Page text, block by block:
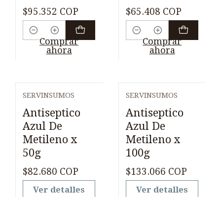
$95.352 COP
Cantidad
Comprar
ahora
$65.408 COP
Cantidad
Comprar
ahora
SERVINSUMOS
Antiseptico
Azul De
Metileno x
50g
$82.680 COP
Ver detalles
SERVINSUMOS
Antiseptico
Azul De
Metileno x
100g
$133.066 COP
Ver detalles